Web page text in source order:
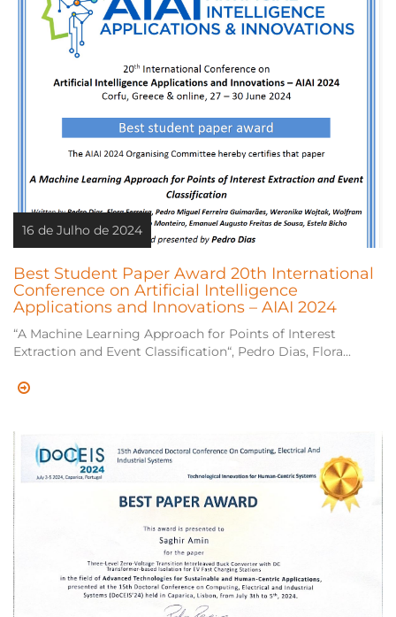
16 de Julho de 2024
Best Student Paper Award 20th International
Conference on Artificial Intelligence
Applications and Innovations – AIAI 2024
“A Machine Learning Approach for Points of Interest
Extraction and Event Classification“, Pedro Dias, Flora...